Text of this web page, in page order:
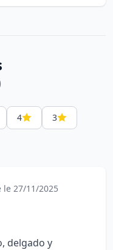
4
3
le 27/11/2025
delgado y